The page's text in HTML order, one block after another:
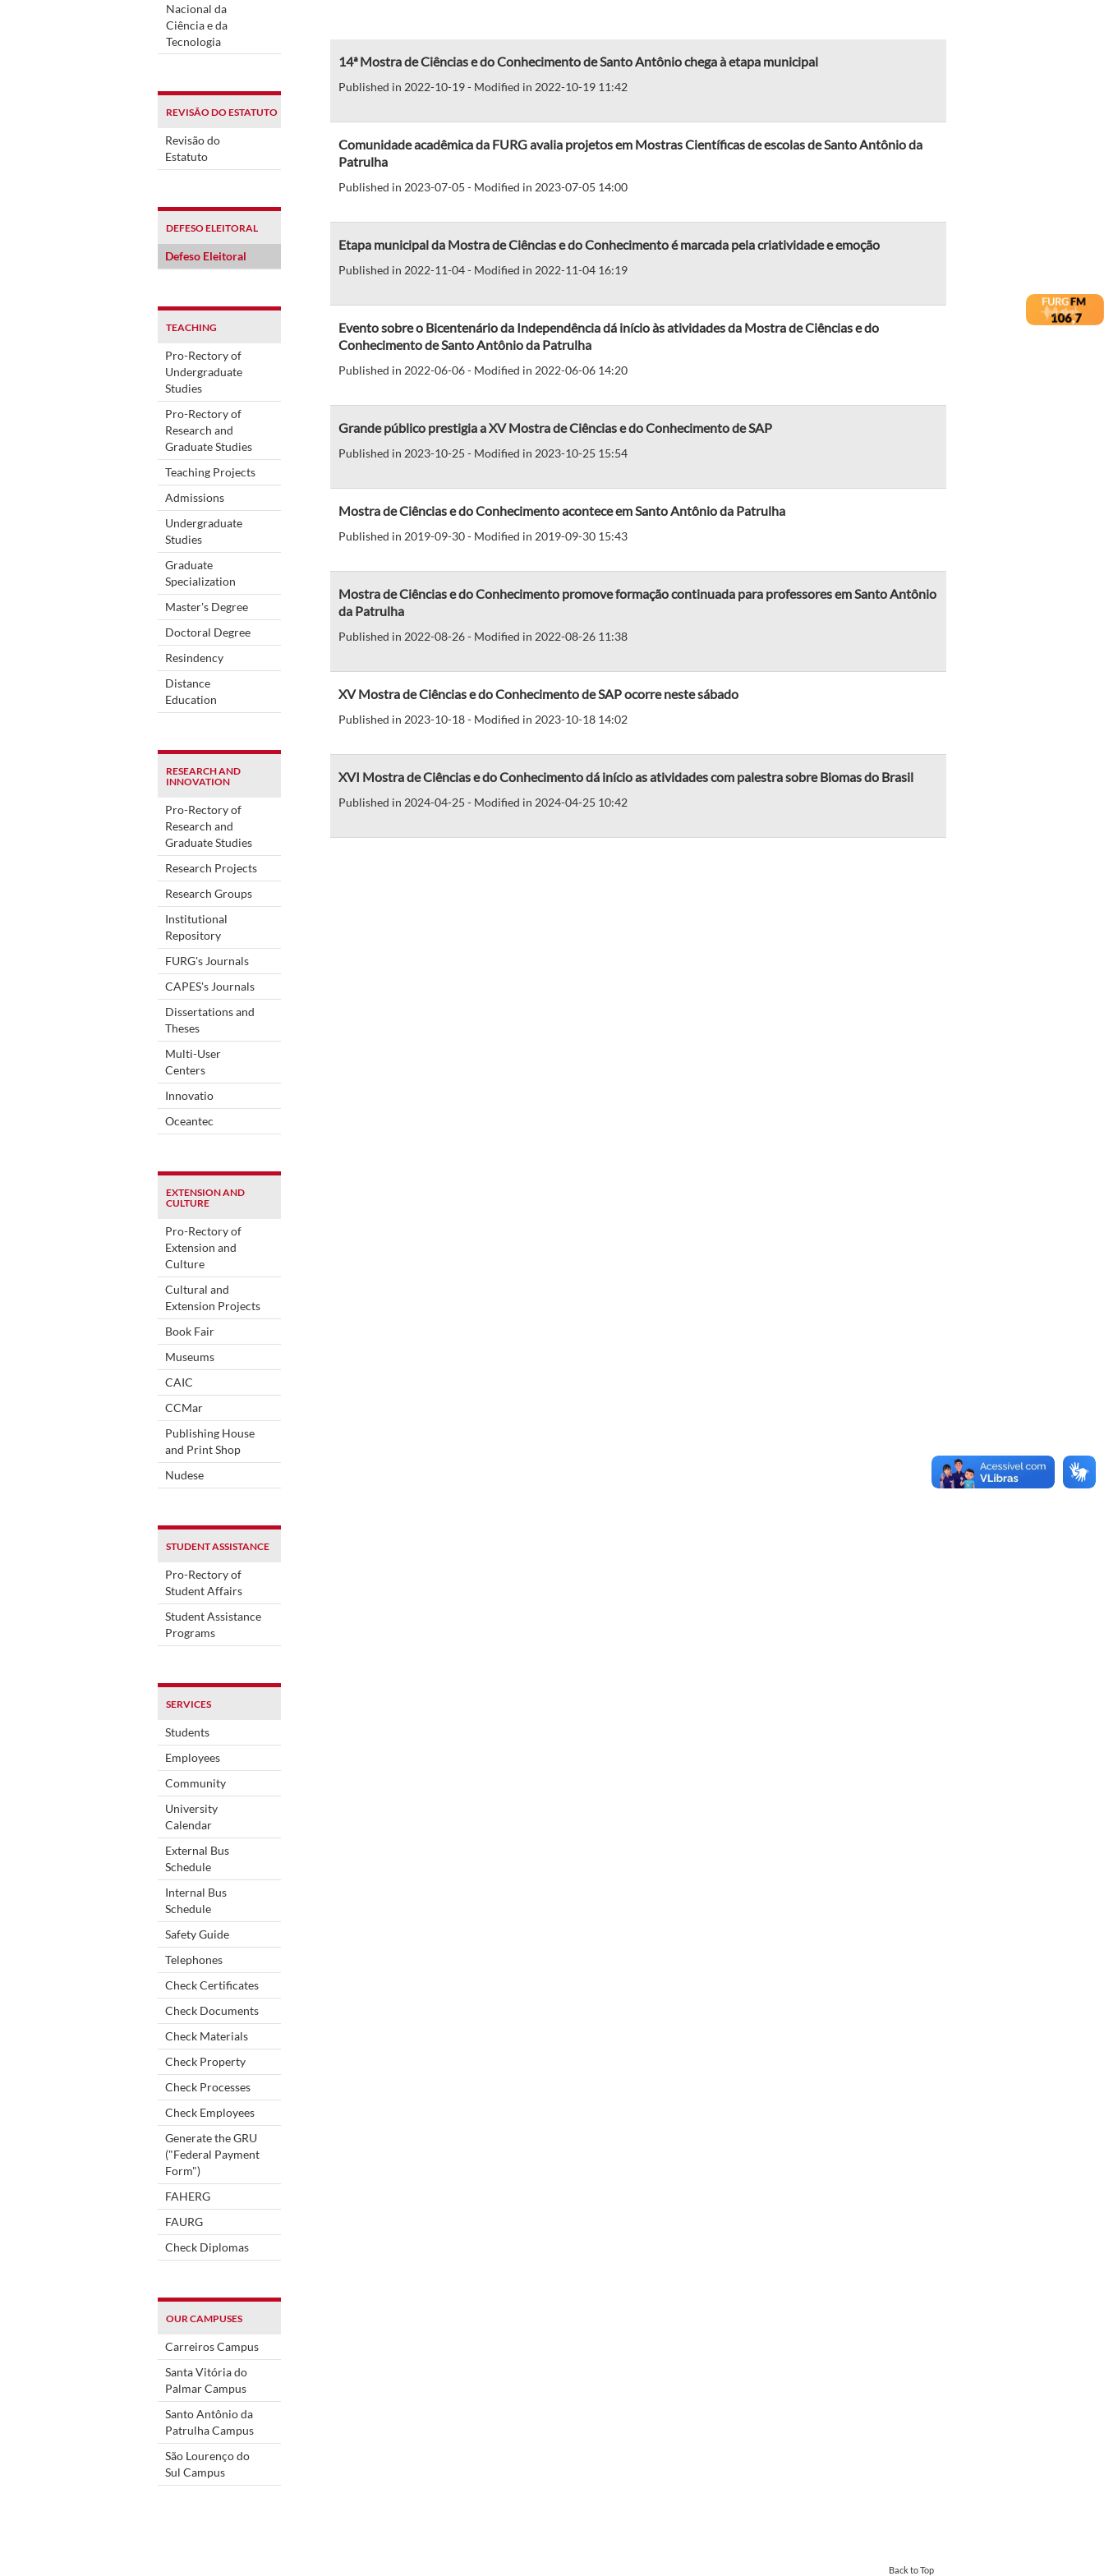
Nacional da
Ciência e da
Tecnologia
REVISÃO DO ESTATUTO
Revisão do
Estatuto
DEFESO ELEITORAL
Defeso Eleitoral
TEACHING
Pro-Rectory of
Undergraduate
Studies
Pro-Rectory of
Research and
Graduate Studies
Teaching Projects
Admissions
Undergraduate
Studies
Graduate
Specialization
Master's Degree
Doctoral Degree
Resindency
Distance
Education
RESEARCH AND
INNOVATION
Pro-Rectory of
Research and
Graduate Studies
Research Projects
Research Groups
Institutional
Repository
FURG's Journals
CAPES's Journals
Dissertations and
Theses
Multi-User
Centers
Innovatio
Oceantec
EXTENSION AND
CULTURE
Pro-Rectory of
Extension and
Culture
Cultural and
Extension Projects
Book Fair
Museums
CAIC
CCMar
Publishing House
and Print Shop
Nudese
STUDENT ASSISTANCE
Pro-Rectory of
Student Affairs
Student Assistance
Programs
SERVICES
Students
Employees
Community
University
Calendar
External Bus
Schedule
Internal Bus
Schedule
Safety Guide
Telephones
Check Certificates
Check Documents
Check Materials
Check Property
Check Processes
Check Employees
Generate the GRU
("Federal Payment
Form")
FAHERG
FAURG
Check Diplomas
OUR CAMPUSES
Carreiros Campus
Santa Vitória do
Palmar Campus
Santo Antônio da
Patrulha Campus
São Lourenço do
Sul Campus
14ª Mostra de Ciências e do Conhecimento de Santo Antônio chega à etapa municipal
Published in 2022-10-19 - Modified in 2022-10-19 11:42
Comunidade acadêmica da FURG avalia projetos em Mostras Científicas de escolas de Santo Antônio da
Patrulha
Published in 2023-07-05 - Modified in 2023-07-05 14:00
Etapa municipal da Mostra de Ciências e do Conhecimento é marcada pela criatividade e emoção
Published in 2022-11-04 - Modified in 2022-11-04 16:19
Evento sobre o Bicentenário da Independência dá início às atividades da Mostra de Ciências e do
Conhecimento de Santo Antônio da Patrulha
Published in 2022-06-06 - Modified in 2022-06-06 14:20
Grande público prestigia a XV Mostra de Ciências e do Conhecimento de SAP
Published in 2023-10-25 - Modified in 2023-10-25 15:54
Mostra de Ciências e do Conhecimento acontece em Santo Antônio da Patrulha
Published in 2019-09-30 - Modified in 2019-09-30 15:43
Mostra de Ciências e do Conhecimento promove formação continuada para professores em Santo Antônio
da Patrulha
Published in 2022-08-26 - Modified in 2022-08-26 11:38
XV Mostra de Ciências e do Conhecimento de SAP ocorre neste sábado
Published in 2023-10-18 - Modified in 2023-10-18 14:02
XVI Mostra de Ciências e do Conhecimento dá início as atividades com palestra sobre Biomas do Brasil
Published in 2024-04-25 - Modified in 2024-04-25 10:42
Back to Top